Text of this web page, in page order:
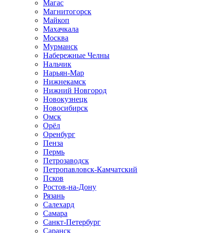
Магас
Магнитогорск
Майкоп
Махачкала
Москва
Мурманск
Набережные Челны
Нальчик
Нарьян-Мар
Нижнекамск
Нижний Новгород
Новокузнецк
Новосибирск
Омск
Орёл
Оренбург
Пенза
Пермь
Петрозаводск
Петропавловск-Камчатский
Псков
Ростов-на-Дону
Рязань
Салехард
Самара
Санкт-Петербург
Саранск